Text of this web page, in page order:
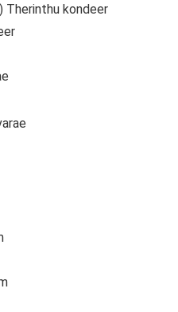
Therinthu kondeer